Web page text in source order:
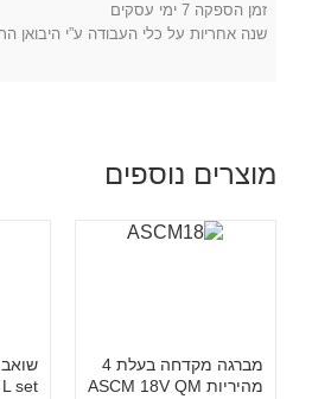
זמן הספקה 7 ימי עסקים
שנה אחריות על כלי העבודה ע”י היבואן
מוצרים נוספים
מברגה מקדחה בעלת 4
מהיריות ASCM 18V QM
set